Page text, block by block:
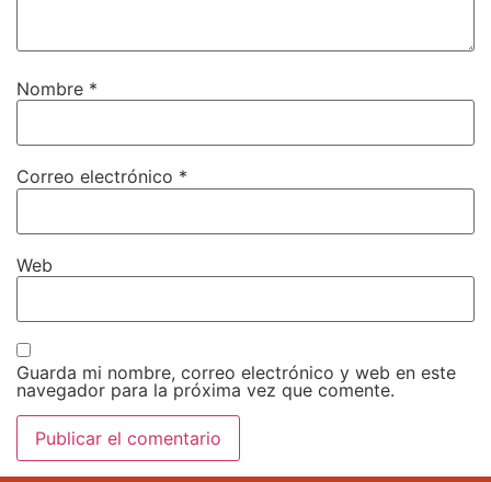
Nombre *
Correo electrónico *
Web
Guarda mi nombre, correo electrónico y web en este
navegador para la próxima vez que comente.